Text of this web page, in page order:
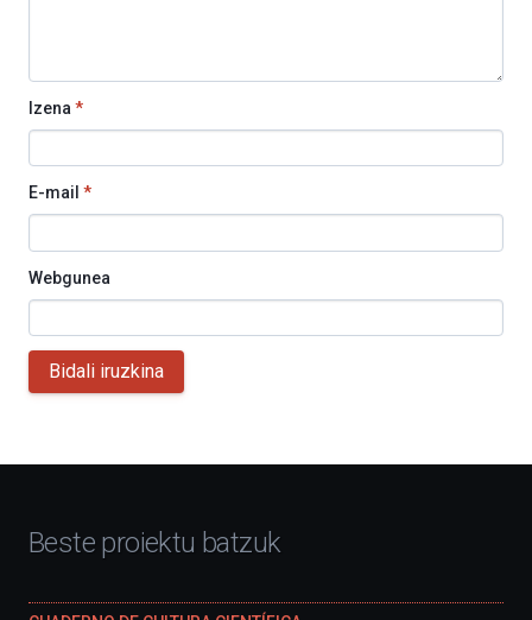
Izena *
E-mail *
Webgunea
Bidali iruzkina
Beste proiektu batzuk